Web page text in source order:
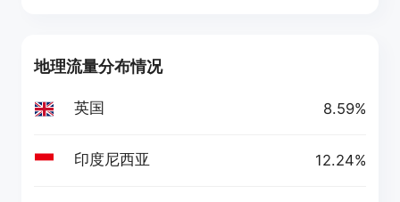
地理流量分布情况
英国 8.59%
印度尼西亚 12.24%